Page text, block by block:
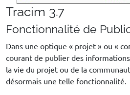
Tracim 3.7
Fonctionnalité de
Dans une optique « projet » ou «
courant de publier des
la vie du projet ou de la
désormais une telle fonctionnalité.